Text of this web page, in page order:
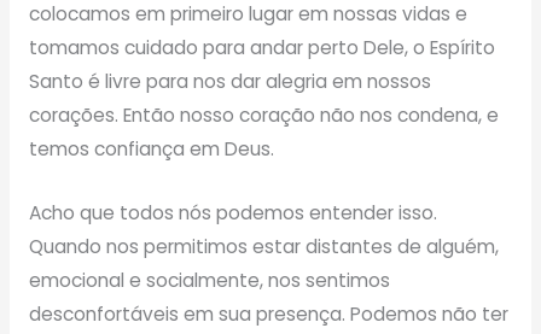
colocamos em primeiro lugar em nossas vidas e
tomamos cuidado para andar perto Dele, o Espírito
Santo é livre para nos dar alegria em nossos
corações. Então nosso coração não nos condena, e
temos confiança em Deus.
Acho que todos nós podemos entender isso.
Quando nos permitimos estar distantes de alguém,
emocional e socialmente, nos sentimos
desconfortáveis ​​em sua presença. Podemos não ter